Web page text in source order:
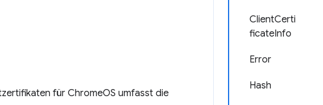
ClientCerti
ficateInfo
Error
Hash
für ChromeOS umfasst die